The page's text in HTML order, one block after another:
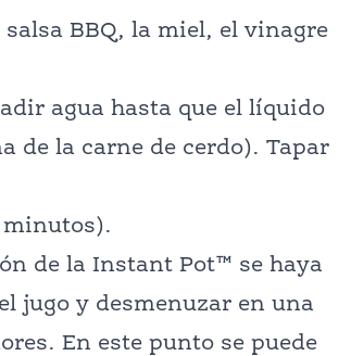
BBQ, la miel, el vinagre
agua hasta que el líquido
de la carne de cerdo). Tapar
minutos).
de la Instant Pot™ se haya
jugo y desmenuzar en una
En este punto se puede